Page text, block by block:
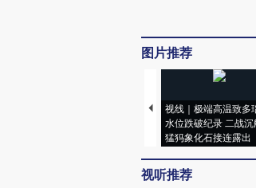
图片推荐
视线｜极端高温致多
水位跌破纪录 二战沉
猛犸象化石接连露出
视听推荐